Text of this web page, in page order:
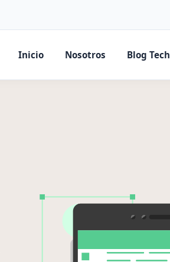
Inicio Nosotros Blog Tech